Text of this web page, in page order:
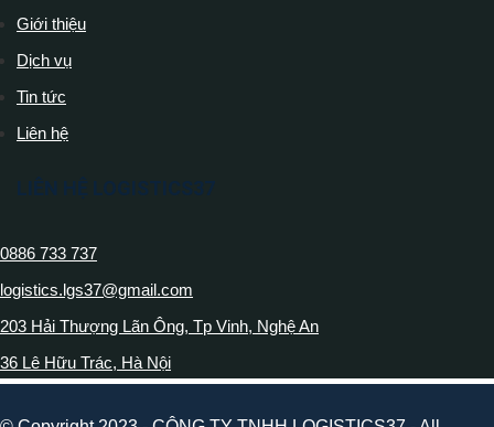
Giới thiệu
Dịch vụ
Tin tức
Liên hệ
0886 733 737
logistics.lgs37@gmail.com
203 Hải Thượng Lãn Ông, Tp Vinh, Nghệ An
36 Lê Hữu Trác, Hà Nội